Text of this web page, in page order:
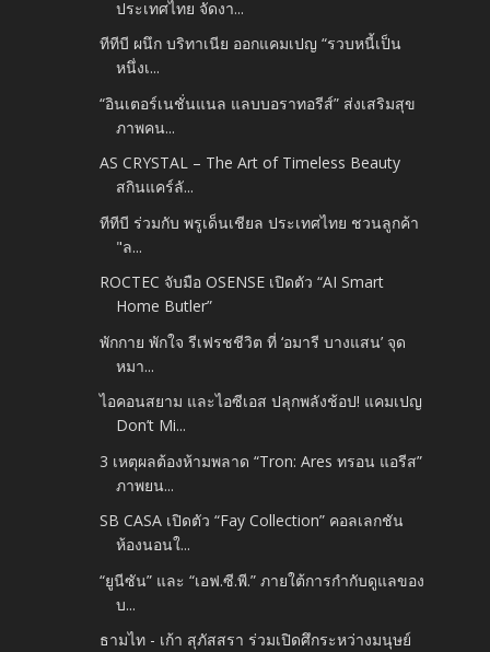
ประเทศไทย จัดงา...
ทีทีบี ผนึก บริทาเนีย ออกแคมเปญ “รวบหนี้เป็น
หนึ่งเ...
“อินเตอร์เนชั่นแนล แลบบอราทอรีส์” ส่งเสริมสุข
ภาพคน...
AS CRYSTAL – The Art of Timeless Beauty
สกินแคร์ลั...
ทีทีบี ร่วมกับ พรูเด็นเชียล ประเทศไทย ชวนลูกค้า
"ล...
ROCTEC จับมือ OSENSE เปิดตัว “AI Smart
Home Butler”
พักกาย พักใจ รีเฟรชชีวิต ที่ ‘อมารี บางแสน’ จุด
หมา...
ไอคอนสยาม และไอซีเอส ปลุกพลังช้อป! แคมเปญ
Don’t Mi...
3 เหตุผลต้องห้ามพลาด “Tron: Ares ทรอน แอรีส”
ภาพยน...
SB CASA เปิดตัว “Fay Collection” คอลเลกชัน
ห้องนอนใ...
“ยูนีซัน” และ “เอฟ.ซี.พี.” ภายใต้การกำกับดูแลของ
บ...
ธามไท - เก้า สุภัสสรา ร่วมเปิดศึกระหว่างมนุษย์